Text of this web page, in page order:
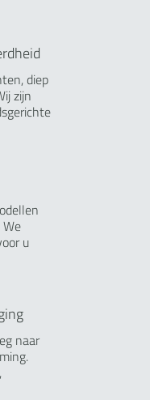
diep
zijn
u
naar